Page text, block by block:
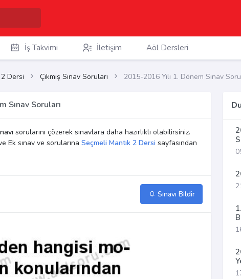
İş Takvimi İletişim Aöl Dersleri
Dersi Çıkmış Sınav Soruları 2015-2016 Yılı 1. Dönem Sınav
Sınav Soruları
sorularını çözerek sınavlara daha hazırlıklı olabilirsiniz.
Ek sınav ve sorularına Seçmeli Mantık 2 Dersi sayfasından
Sınavı Bildir